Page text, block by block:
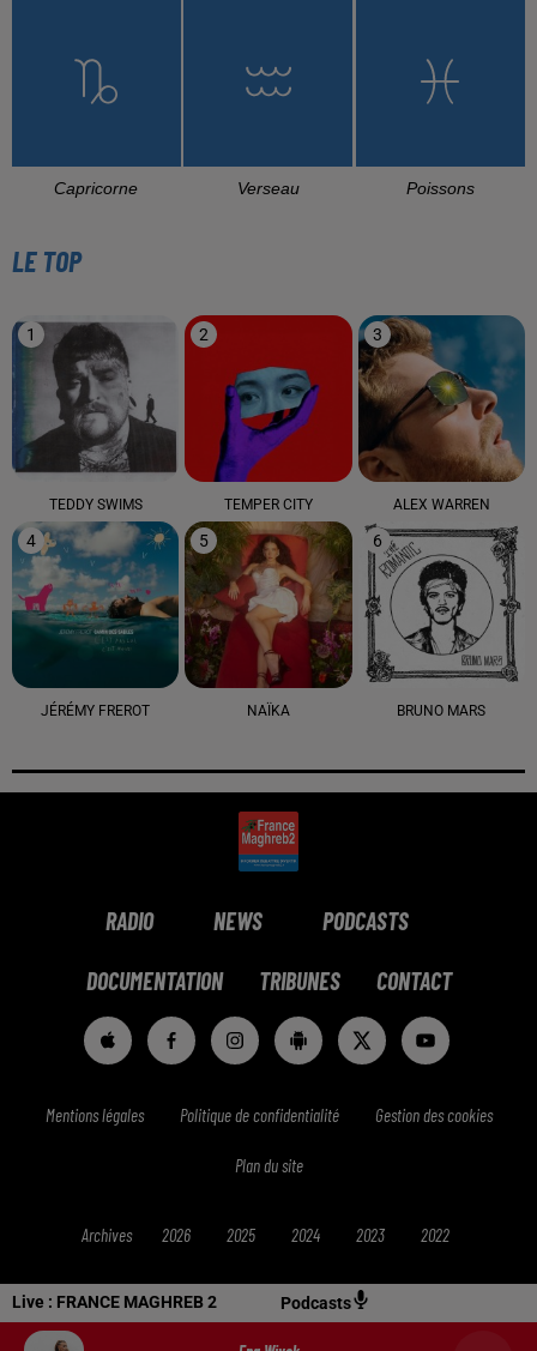
Live : FRANCE MAGHREB 2 Podcasts
Capricorne Verseau Poissons
LE TOP
1
TEDDY SWIMS
2
TEMPER CITY
3
ALEX WARREN
4
JÉRÉMY FREROT
5
NAÏKA
6
BRUNO MARS
RADIO NEWS PODCASTS
DOCUMENTATION TRIBUNES CONTACT
Mentions légales Politique de confidentialité Gestion des cookies
Plan du site
Archives 2026 2025 2024 2023 2022